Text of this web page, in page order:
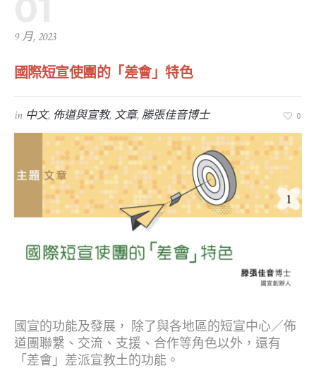
9 月, 2023
國際短宣使團的「差會」特色
in 中文, 佈道與宣教,文章,滕張佳音博士 0
國宣的功能及發展， 除了與各地區的短宣中心／佈
道團聯繫、交流、支援、合作等角色以外，還有
「差會」差派宣教土的功能。